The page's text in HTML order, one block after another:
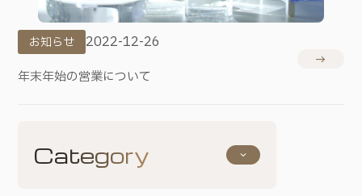
お知らせ 2022-12-26
年末年始の営業について
east
Category keyboard_arrow_down